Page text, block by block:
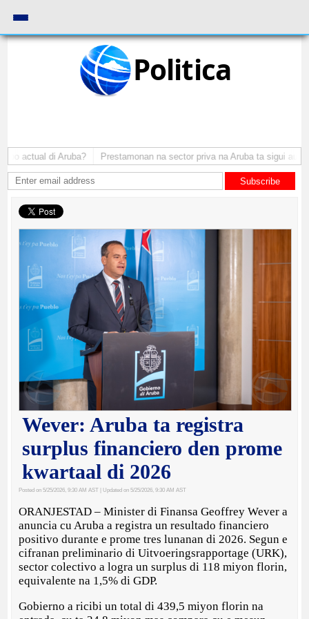
Politica
actual di Aruba? Prestamonan na sector priva na Aruba ta sigui
Subscribe
Wever: Aruba ta registra
surplus financiero den prome
kwartaal di 2026
Posted on 5/25/2026, 9:30 AM AST | Updated on 5/25/2026, 9:30 AM AST
ORANJESTAD – Minister di Finansa Geoffrey Wever a
anuncia cu Aruba a registra un resultado financiero
positivo durante e prome tres lunanan di 2026. Segun e
cifranan preliminario di Uitvoeringsrapportage (URK),
sector colectivo a logra un surplus di 118 miyon florin,
equivalente na 1,5% di GDP.
Gobierno a ricibi un total di 439,5 miyon florin na